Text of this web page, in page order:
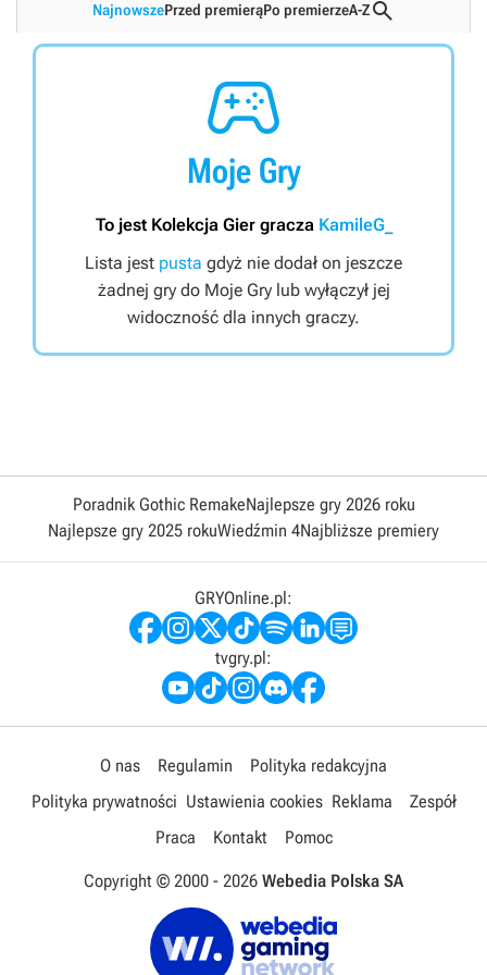
NajnowszePrzed premierąPo premierzeA-Z

Moje Gry
To jest Kolekcja Gier gracza KamileG_
Lista jest pusta gdyż nie dodał on jeszcze
żadnej gry do Moje Gry lub wyłączył jej
widoczność dla innych graczy.
Poradnik Gothic RemakeNajlepsze gry 2026 roku
Najlepsze gry 2025 rokuWiedźmin 4Najbliższe premiery
GRYOnline.pl:
tvgry.pl:
O nas Regulamin
Polityka redakcyjna
Polityka prywatności Ustawienia cookies Reklama
Zespół
Praca
Kontakt Pomoc
Copyright © 2000 - 2026 Webedia Polska SA